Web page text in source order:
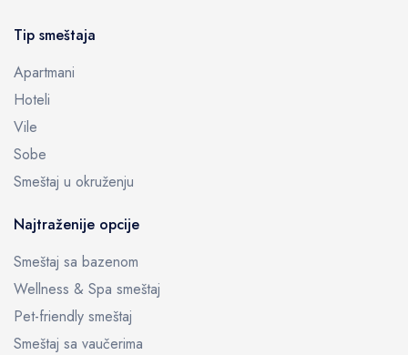
Tip smeštaja
Apartmani
Hoteli
Vile
Sobe
Smeštaj u okruženju
Najtraženije opcije
Smeštaj sa bazenom
Wellness & Spa smeštaj
Pet-friendly smeštaj
Smeštaj sa vaučerima